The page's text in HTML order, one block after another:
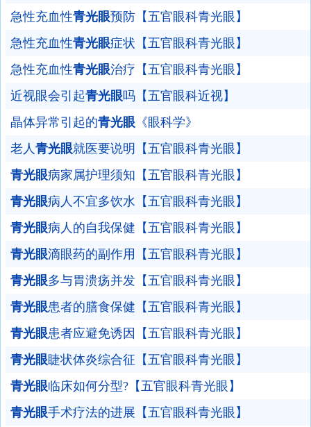
急性充血性青光眼预防【五官眼科青光眼】
急性充血性青光眼症状【五官眼科青光眼】
急性充血性青光眼治疗【五官眼科青光眼】
近视眼会引起青光眼吗【五官眼科近视】
晶体异常引起的青光眼 《眼科学》
老人青光眼就医要说明【五官眼科青光眼】
青光眼病家属护理须知【五官眼科青光眼】
青光眼病人不宜多饮水【五官眼科青光眼】
青光眼病人的自我保健【五官眼科青光眼】
青光眼滴眼药的副作用【五官眼科青光眼】
青光眼多与胃溃疡并发【五官眼科青光眼】
青光眼患者的膳食保健【五官眼科青光眼】
青光眼患者应避免诱因【五官眼科青光眼】
青光眼睫状体炎综合征【五官眼科青光眼】
青光眼临床如何分型?【五官眼科青光眼】
青光眼手术疗法的进展【五官眼科青光眼】